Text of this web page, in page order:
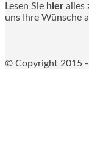
Lesen Sie hier alles
uns Ihre Wünsche
© Copyright 2015 -